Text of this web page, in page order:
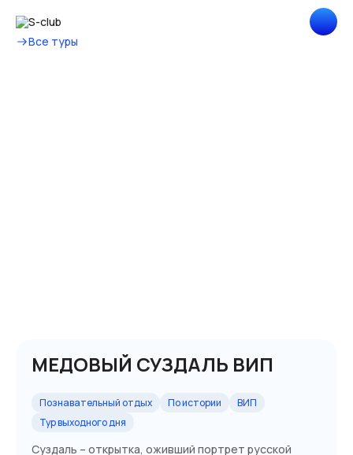
Все туры
МЕДОВЫЙ СУЗДАЛЬ ВИП
Познавательный отдых По истории
ВИП
Тур выходного дня
Суздаль – открытка, оживший портрет русской